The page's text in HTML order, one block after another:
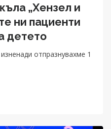
„Хензел и
ни пациенти
детето
отпразнувахме 1